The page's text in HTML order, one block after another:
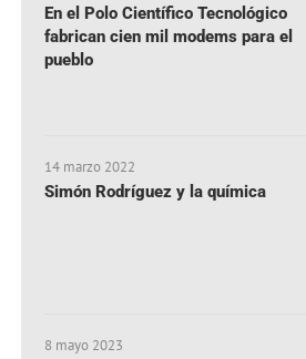
En el Polo Científico Tecnológico
fabrican cien mil modems para el
pueblo
14 marzo 2022
Simón Rodríguez y la química
8 mayo 2023